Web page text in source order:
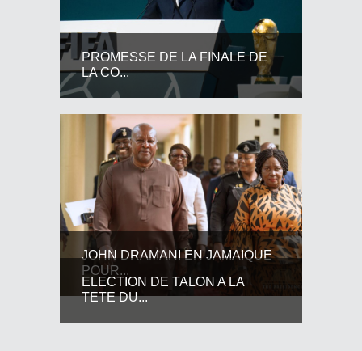
PROMESSE DE LA FINALE DE
LA CO...
JOHN DRAMANI EN JAMAIQUE
POUR...
ELECTION DE TALON A LA
TETE DU...